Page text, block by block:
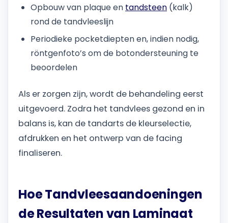
Opbouw van plaque en tandsteen (kalk)
rond de tandvleeslijn
Periodieke pocketdiepten en, indien nodig,
röntgenfoto’s om de botondersteuning te
beoordelen
Als er zorgen zijn, wordt de behandeling eerst
uitgevoerd. Zodra het tandvlees gezond en in
balans is, kan de tandarts de kleurselectie,
afdrukken en het ontwerp van de facing
finaliseren.
Hoe Tandvleesaandoeningen
de Resultaten van Laminaat